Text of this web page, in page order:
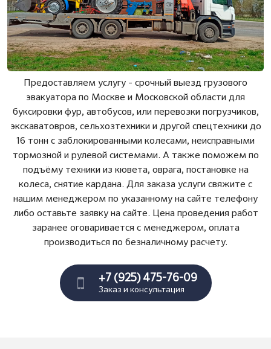
Предоставляем услугу - срочный выезд грузового
эвакуатора по Москве и Московской области для
буксировки фур, автобусов, или перевозки погрузчиков,
экскаватовров, сельхозтехники и другой спецтехники до
16 тонн с заблокированными колесами, неисправными
тормозной и рулевой системами. А также поможем по
подъёму техники из кювета, оврага, постановке на
колеса, снятие кардана. Для заказа услуги свяжите с
нашим менеджером по указанному на сайте телефону
либо оставьте заявку на сайте. Цена проведения работ
заранее оговаривается с менеджером, оплата
производиться по безналичному расчету.
+7 (925) 475-76-09
Заказ и консультация